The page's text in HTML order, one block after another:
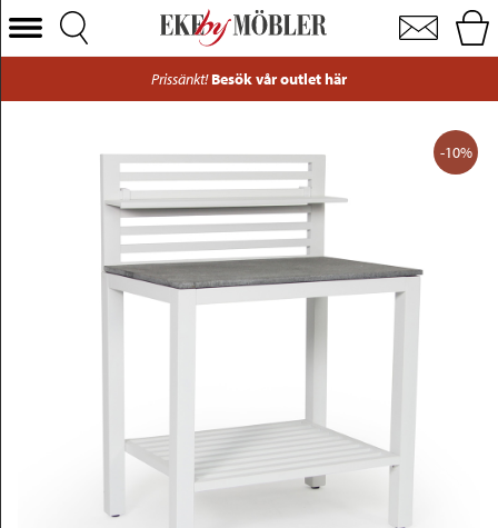
Bellac utekök köksbänk aluminium vit
Välj Kategori
Prissänkt! Besök vår outlet här
-10%